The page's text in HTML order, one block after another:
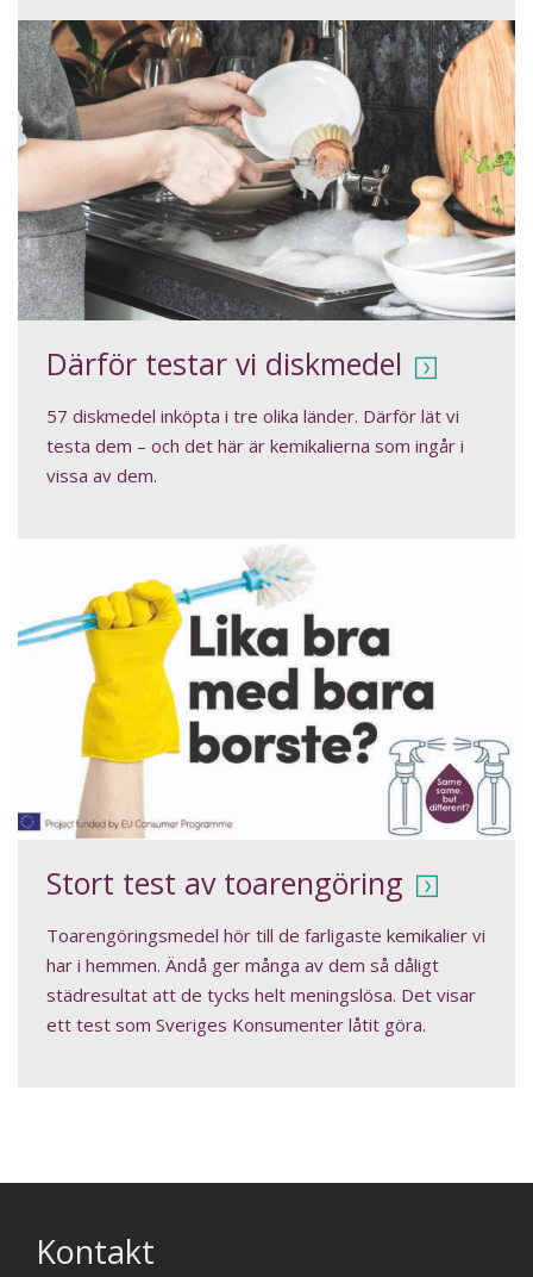
Därför testar vi diskmedel
57 diskmedel inköpta i tre olika länder. Därför lät vi
testa dem – och det här är kemikalierna som ingår i
vissa av dem.
Stort test av toarengöring
Toarengöringsmedel hör till de farligaste kemikalier vi
har i hemmen. Ändå ger många av dem så dåligt
städresultat att de tycks helt meningslösa. Det visar
ett test som Sveriges Konsumenter låtit göra.
Kontakt